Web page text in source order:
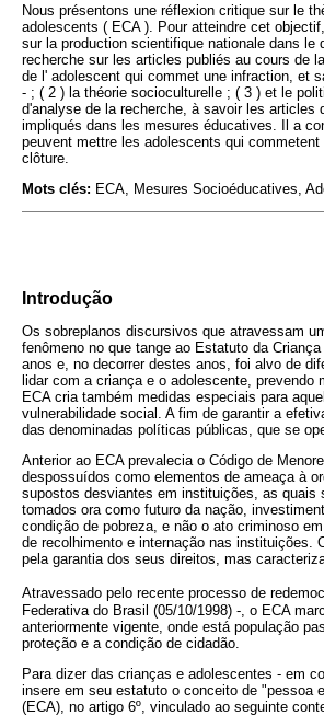
Nous présentons une réflexion critique sur le
adolescents ( ECA ). Pour atteindre cet
sur la production scientifique nationale dans
recherche sur les articles publiés au cours de
de l' adolescent qui commet une infraction, et
- ; ( 2 ) la théorie socioculturelle ; ( 3 ) et le
d'analyse de la recherche, à savoir les
impliqués dans les mesures éducatives. Il a
peuvent mettre les adolescents qui
clôture.
Mots clés: ECA, Mesures Socioéducatives,
Introdução
Os sobreplanos discursivos que atravessam
fenômeno no que tange ao Estatuto da
anos e, no decorrer destes anos, foi alvo de
lidar com a criança e o adolescente,
ECA cria também medidas especiais para
vulnerabilidade social. A fim de garantir a
das denominadas políticas públicas, que se
Anterior ao ECA prevalecia o Código de
despossuídos como elementos de ameaça à
supostos desviantes em instituições, as quais
tomados ora como futuro da nação,
condição de pobreza, e não o ato criminoso
de recolhimento e internação nas instituições.
pela garantia dos seus direitos, mas
Atravessado pelo recente processo de
Federativa do Brasil (05/10/1998) -, o ECA
anteriormente vigente, onde está população
proteção e a condição de cidadão.
Para dizer das crianças e adolescentes - em
insere em seu estatuto o conceito de "pessoa
(ECA), no artigo 6º, vinculado ao seguinte